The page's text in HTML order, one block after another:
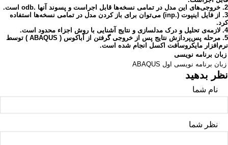
2. خروجی‌های این مدل در تمامی نسخه‌ها قابل اجراست و پسوند آنها .odb است.
3. از فایل اینپوت (.inp) می‌توان برای باز کردن مدل در تمامی نسخه‌ها استفاده
کرد.
4. لازمه‌ی تحلیل و درک مدلسازی و نتایج آشنایی با روش اجزاء محدود است.
5. مرحله پس‌پردازش نتایج پس از خروجی گرفتن از آباکوس
( ABAQUS
) توسط
نرم‌افزار مایکروسافت اکسل انجام شده است.
زبان برنامه نویسی
زبان برنامه نویسی اول ABAQUS
نظر بدهید
نام شما
نظر شما